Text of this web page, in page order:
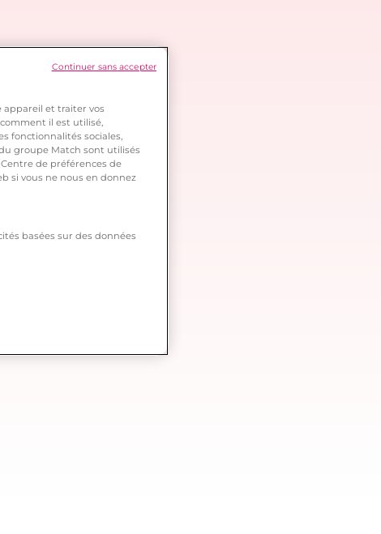
et traiter vos
il est utilisé,
fonctionnalités sociales,
groupe Match sont utilisés
de préférences de
si vous ne nous en donnez
basées sur des données
Continuer sans accepter